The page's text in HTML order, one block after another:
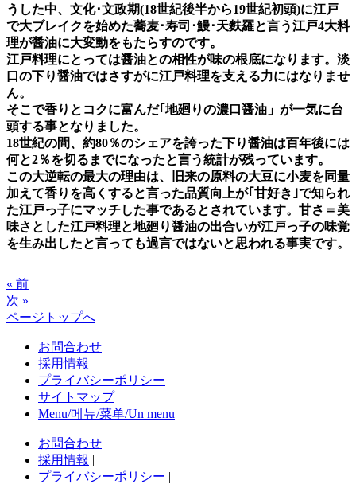
うした中、文化･文政期(18世紀後半から19世紀初頭)に江戸
で大ブレイクを始めた蕎麦･寿司･鰻･天麩羅と言う江戸4大料
理が醤油に大変動をもたらすのです。
江戸料理にとっては醤油との相性が味の根底になります。淡
口の下り醤油ではさすがに江戸料理を支える力にはなりませ
ん。
そこで香りとコクに富んだ｢地廻りの濃口醤油」が一気に台
頭する事となりました。
18世紀の間、約80％のシェアを誇った下り醤油は百年後には
何と2％を切るまでになったと言う統計が残っています。
この大逆転の最大の理由は、旧来の原料の大豆に小麦を同量
加えて香りを高くすると言った品質向上が｢甘好き｣で知られ
た江戸っ子にマッチした事であるとされています。甘さ＝美
味さとした江戸料理と地廻り醤油の出合いが江戸っ子の味覚
を生み出したと言っても過言ではないと思われる事実です。
« 前
次 »
ページトップへ
お問合わせ
採用情報
プライバシーポリシー
サイトマップ
Menu/메뉴/菜单/Un menu
お問合わせ |
採用情報 |
プライバシーポリシー |